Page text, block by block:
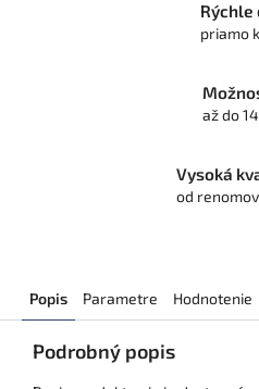
Rýchle
priamo
až do
Vysoká
od
Popis Parametre Hodnotenie
Podrobný popis